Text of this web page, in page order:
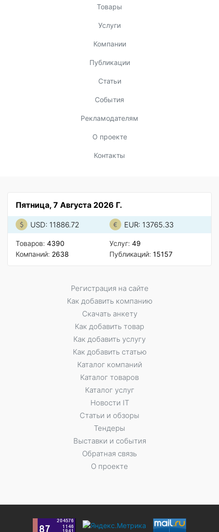
Товары
Услуги
Компании
Публикации
Статьи
События
Рекламодателям
О проекте
Контакты
Пятница, 7 Августа 2026 Г.
USD: 11886.72 EUR: 13765.33
Товаров: 4390
Компаний: 2638
Услуг: 49
Публикаций: 15157
Регистрация на сайте
Как добавить компанию
Скачать анкету
Как добавить товар
Как добавить услугу
Как добавить статью
Каталог компаний
Каталог товаров
Каталог услуг
Новости IT
Статьи и обзоры
Тендеры
Выставки и события
Обратная связь
О проекте